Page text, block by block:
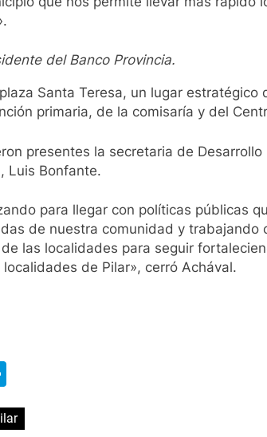
del Banco Provincia.
Santa Teresa, un lugar
primaria, de la comisaría y del
presentes la secretaria de Desarrollo
Luis Bonfante.
para llegar con políticas públicas
de nuestra comunidad y trabajando
las localidades para seguir
de Pilar», cerró Achával.